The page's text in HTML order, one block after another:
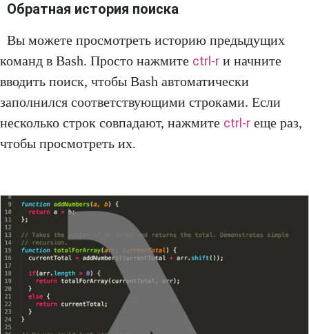
Обратная история поиска
Вы можете просмотреть историю предыдущих
команд в Bash. Просто нажмите ctrl-r и начните
вводить поиск, чтобы Bash автоматически
заполнился соответствующими строками. Если
несколько строк совпадают, нажмите ctrl-r еще раз,
чтобы просмотреть их.